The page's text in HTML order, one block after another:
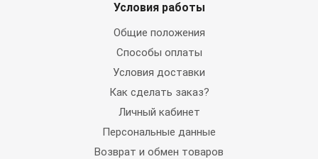
Условия работы
Общие положения
Способы оплаты
Условия доставки
Как сделать заказ?
Личный кабинет
Персональные данные
Возврат и обмен товаров